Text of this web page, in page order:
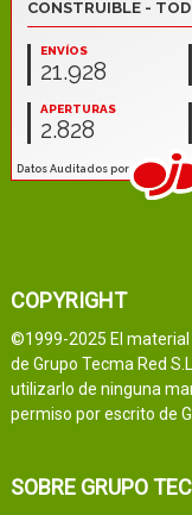
COPYRIGHT
©1999-2025 El material
de Grupo Tecma Red
utilizarlo de ninguna
permiso por escrito de
SOBRE GRUPO